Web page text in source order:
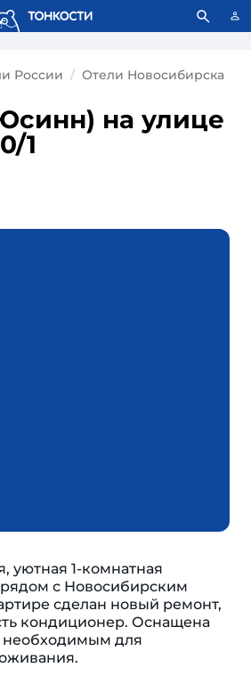
сookie-файлы. Что это значит?
России Отели Новосибирска
на улице
1
уютная 1-комнатная
рядом с Новосибирским
сделан новый ремонт,
кондиционер. Оснащена
необходимым для